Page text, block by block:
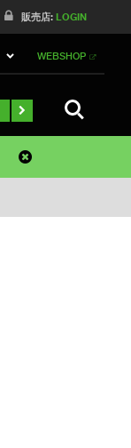
販売店: LOGIN
WEBSHOP